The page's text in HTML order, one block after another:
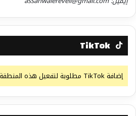
TikTok
إضافة TikTok مطلوبة لتفعيل هذه المنطقة.